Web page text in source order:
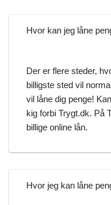
Hvor kan jeg låne
Der er flere steder,
billigste sted vil
vil låne dig penge!
kig forbi Trygt.dk. På
billige online lån.
Hvor jeg kan låne